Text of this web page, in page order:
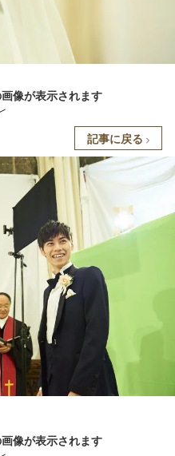
像が表示されます
記事に戻る
像が表示されます